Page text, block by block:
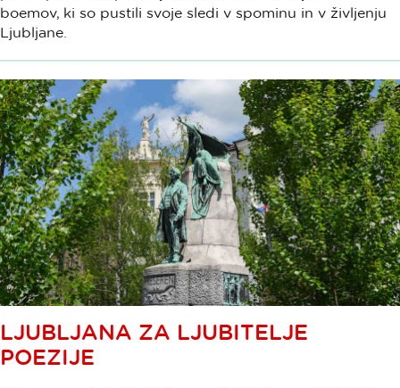
boemov, ki so pustili svoje sledi v spominu in v življenju
Ljubljane.
LJUBLJANA ZA LJUBITELJE
POEZIJE